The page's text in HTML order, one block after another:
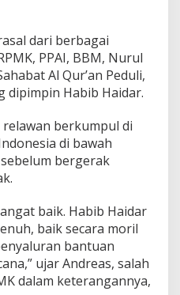
dari berbagai
PPAI, BBM, Nurul
Al Qur’an Peduli,
dipimpin Habib Haidar.
berkumpul di
di bawah
bergerak
baik. Habib Haidar
baik secara moril
bantuan
ujar Andreas, salah
dalam keterangannya,